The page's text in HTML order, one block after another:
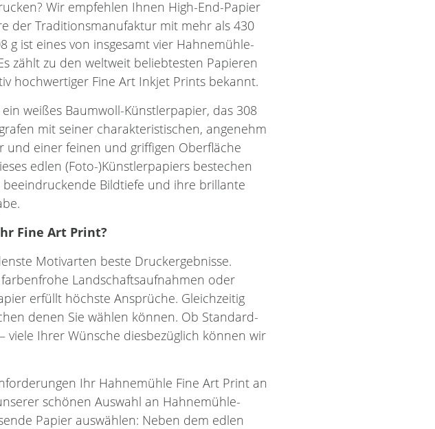
Wir empfehlen Ihnen High-End-Papier
der Traditionsmanufaktur mit mehr als 430
g ist eines von insgesamt vier Hahnemühle-
zählt zu den weltweit beliebtesten Papieren
hochwertiger Fine Art Inkjet Prints bekannt.
weißes Baumwoll-Künstlerpapier, das 308
mit seiner charakteristischen, angenehm
und einer feinen und griffigen Oberfläche
edlen (Foto-)Künstlerpapiers bestechen
Bildtiefe und ihre brillante
Fine Art Print?
Motivarten beste Druckergebnisse.
Landschaftsaufnahmen oder
erfüllt höchste Ansprüche. Gleichzeitig
denen Sie wählen können. Ob Standard-
Ihrer Wünsche diesbezüglich können wir
Ihr Hahnemühle Fine Art Print an
schönen Auswahl an Hahnemühle-
Papier auswählen: Neben dem edlen